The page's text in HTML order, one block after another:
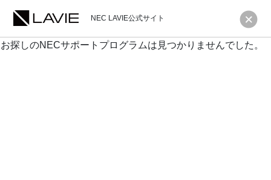
NEC LAVIE公式サイト
お探しのNECサポートプログラムは見つかりませんでした。